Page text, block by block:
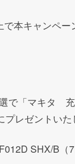
本キャンペ
で「マキタ
プレゼントいた
SHX/B（